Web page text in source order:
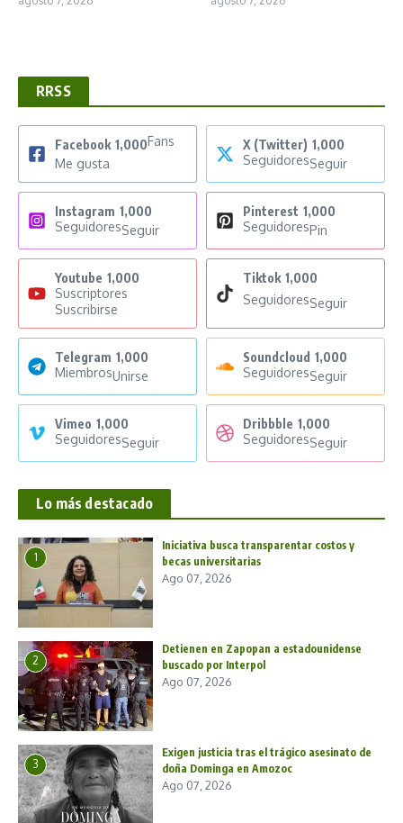
RRSS
Facebook 1,000Fans
Me gusta
X (Twitter) 1,000
SeguidoresSeguir
Instagram 1,000
SeguidoresSeguir
Pinterest 1,000
SeguidoresPin
Youtube 1,000
Suscriptores
Suscribirse
Tiktok 1,000
SeguidoresSeguir
Telegram 1,000
MiembrosUnirse
Soundcloud 1,000
SeguidoresSeguir
Vimeo 1,000
SeguidoresSeguir
Dribbble 1,000
SeguidoresSeguir
Lo más destacado
1
Iniciativa busca transparentar costos y
becas universitarias
Ago 07, 2026
2
Detienen en Zapopan a estadounidense
buscado por Interpol
Ago 07, 2026
3
Exigen justicia tras el trágico asesinato de
doña Dominga en Amozoc
Ago 07, 2026